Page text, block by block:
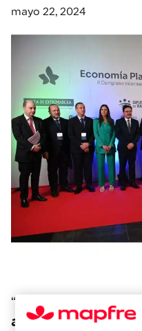
mayo 22, 2024
“Gracias a la
activoestá